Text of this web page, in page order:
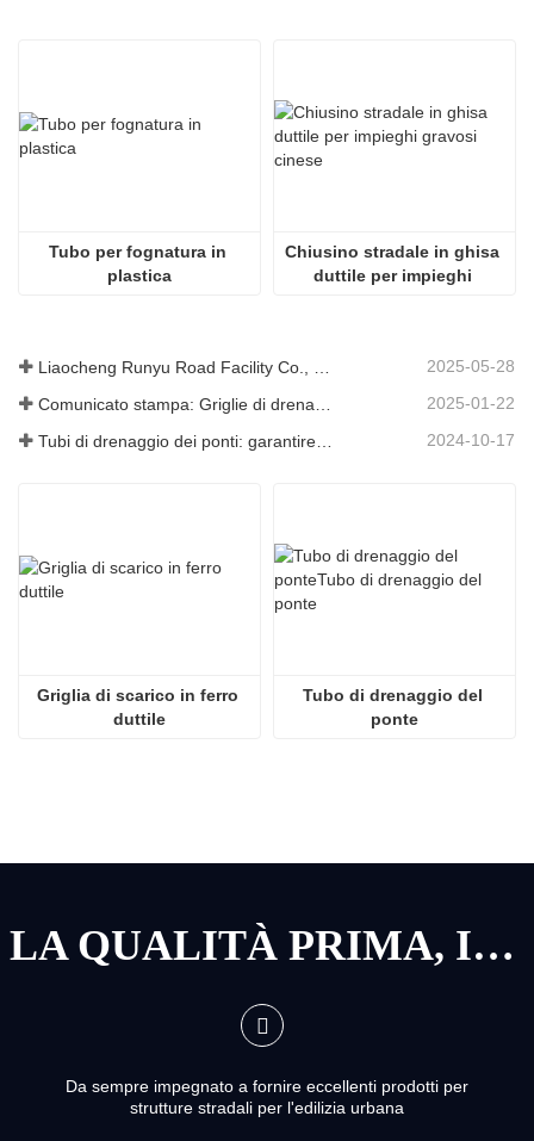
Tubo per fognatura in
plastica
Chiusino stradale in ghisa
duttile per impieghi
2025-05-28
2025-01-22
Tubi di drenaggio dei ponti: garantire una gestione efficiente dell'acqua nelle infrastrutture moderne 2024-10-17
Griglia di scarico in ferro
duttile
Tubo di drenaggio del
ponte
LA QUALITÀ PRIMA, IL SERVIZIO PRIMA
Da sempre impegnato a fornire eccellenti prodotti per
strutture stradali per l'edilizia urbana